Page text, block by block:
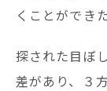
くことができ
探された目ぼ
差があり、３